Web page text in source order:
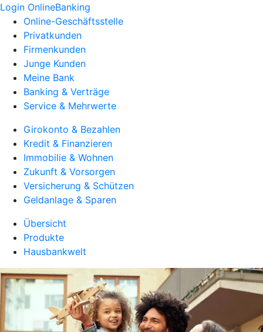
Login OnlineBanking
Online-Geschäftsstelle
Privatkunden
Firmenkunden
Junge Kunden
Meine Bank
Banking & Verträge
Service & Mehrwerte
Girokonto & Bezahlen
Kredit & Finanzieren
Immobilie & Wohnen
Zukunft & Vorsorgen
Versicherung & Schützen
Geldanlage & Sparen
Übersicht
Produkte
Hausbankwelt